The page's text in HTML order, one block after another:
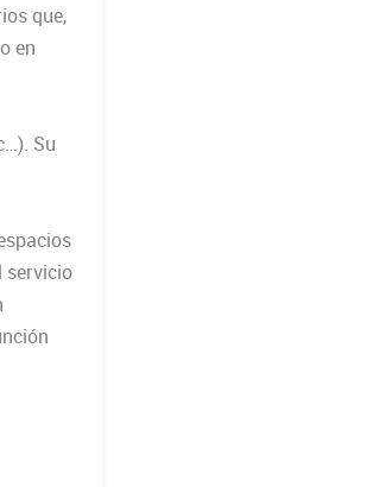
que,
en
Su
servicio